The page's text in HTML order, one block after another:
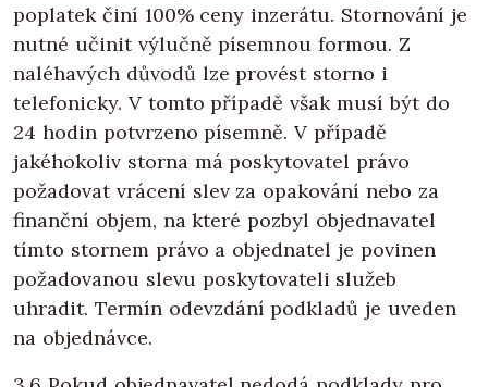
poplatek činí 100% ceny inzerátu. Stornování je
nutné učinit výlučně písemnou formou. Z
naléhavých důvodů lze provést storno i
telefonicky. V tomto případě však musí být do
24 hodin potvrzeno písemně. V případě
jakéhokoliv storna má poskytovatel právo
požadovat vrácení slev za opakování nebo za
finanční objem, na které pozbyl objednavatel
tímto stornem právo a objednatel je povinen
požadovanou slevu poskytovateli služeb
uhradit. Termín odevzdání podkladů je uveden
na objednávce.